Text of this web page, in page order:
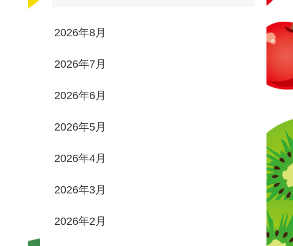
2026年8月
2026年7月
2026年6月
2026年5月
2026年4月
2026年3月
2026年2月